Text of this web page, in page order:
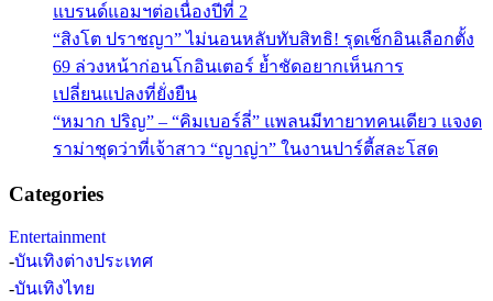
แบรนด์แอมฯต่อเนื่องปีที่ 2
“สิงโต ปราชญา” ไม่นอนหลับทับสิทธิ! รุดเช็กอินเลือกตั้ง
69 ล่วงหน้าก่อนโกอินเตอร์ ย้ำชัดอยากเห็นการ
เปลี่ยนแปลงที่ยั่งยืน
“หมาก ปริญ” – “คิมเบอร์ลี่” แพลนมีทายาทคนเดียว แจงด
ราม่าชุดว่าที่เจ้าสาว “ญาญ่า” ในงานปาร์ตี้สละโสด
Categories
Entertainment
-บันเทิงต่างประเทศ
-บันเทิงไทย